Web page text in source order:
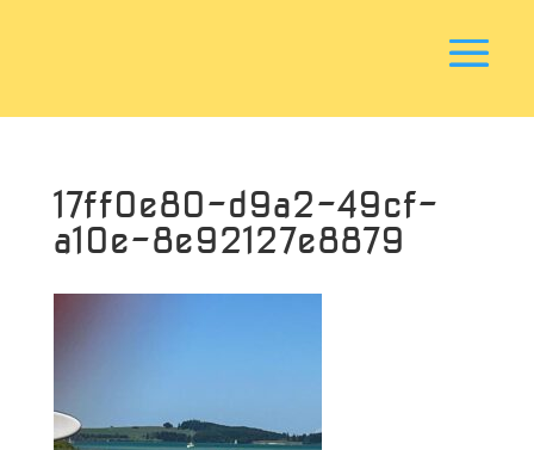
17ff0e80-d9a2-49cf-
a10e-8e92127e8879